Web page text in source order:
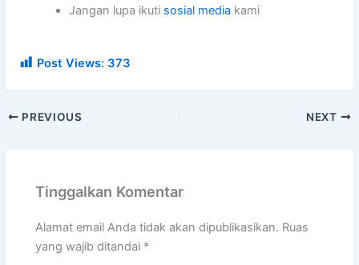
Jangan lupa ikuti sosial media kami
Post Views: 373
PREVIOUS NEXT
Tinggalkan Komentar
Alamat email Anda tidak akan dipublikasikan. Ruas
yang wajib ditandai *